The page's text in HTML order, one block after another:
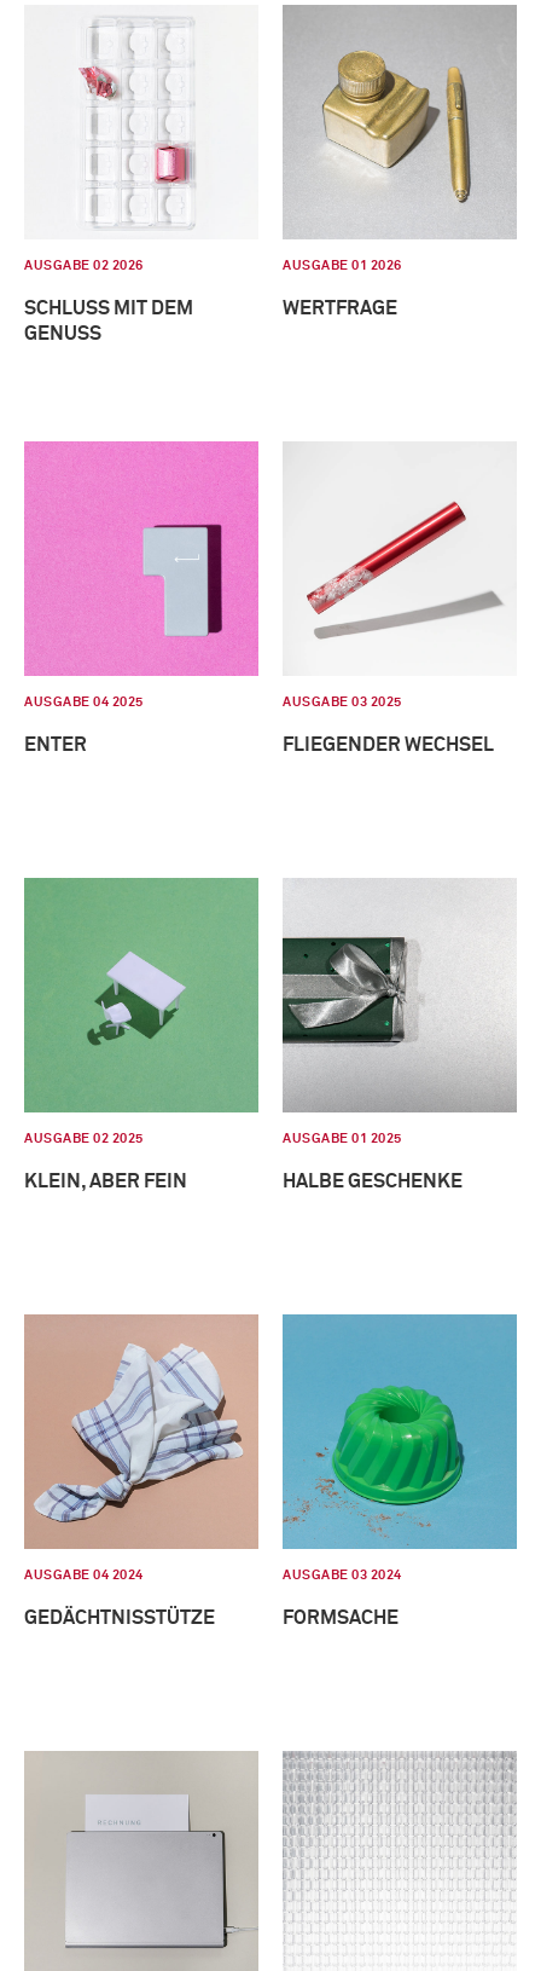
AUSGABE 02 2026
SCHLUSS MIT DEM
GENUSS
AUSGABE 01 2026
WERTFRAGE
AUSGABE 04 2025
ENTER
AUSGABE 03 2025
FLIEGENDER WECHSEL
AUSGABE 02 2025
KLEIN, ABER FEIN
AUSGABE 01 2025
HALBE GESCHENKE
AUSGABE 04 2024
GEDÄCHTNISSTÜTZE
AUSGABE 03 2024
FORMSACHE